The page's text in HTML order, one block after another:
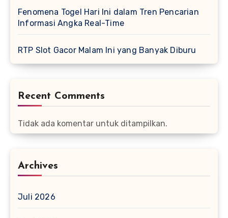
Fenomena Togel Hari Ini dalam Tren Pencarian
Informasi Angka Real-Time
RTP Slot Gacor Malam Ini yang Banyak Diburu
Recent Comments
Tidak ada komentar untuk ditampilkan.
Archives
Juli 2026